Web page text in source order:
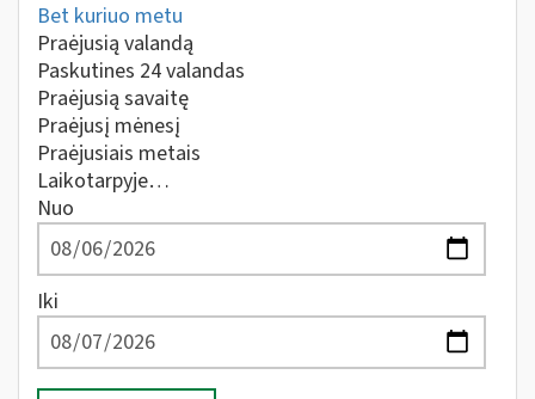
Bet kuriuo metu
Praėjusią valandą
Paskutines 24 valandas
Praėjusią savaitę
Praėjusį mėnesį
Praėjusiais metais
Laikotarpyje…
Nuo
Iki